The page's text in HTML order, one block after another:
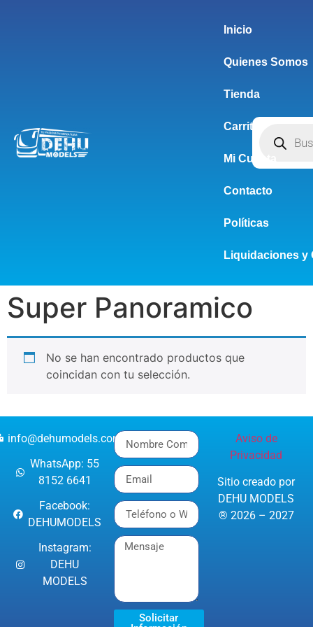
Inicio
Quienes Somos
Tienda
Carrito
Mi Cuenta
Contacto
Políticas
Liquidaciones y
Super Panoramico
No se han encontrado productos que
coincidan con tu selección.
info@dehumodels.com
WhatsApp: 55
8152 6641
Facebook:
DEHUMODELS
Instagram:
DEHU
MODELS
Solicitar
Aviso de
Privacidad
Sitio creado por
DEHU MODELS
® 2026 – 2027